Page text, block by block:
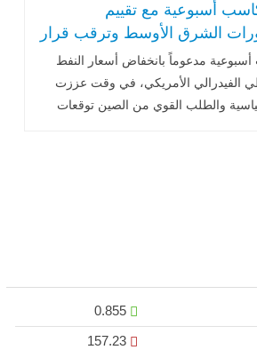
أسبوعية مع تقييم
الشرق الأوسط وترقب قرار
مدعوماً بانخفاض أسعار النفط
الفيدرالي الأمريكي، في وقت عززت
والطلب القوي من الصين توقعات
0.855
157.23